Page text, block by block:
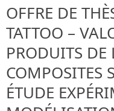
OFFRE DE
TATTOO –
PRODUITS DE
COMPOSITES
ÉTUDE